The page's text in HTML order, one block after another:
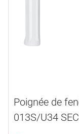
Poignée de
013S/U34